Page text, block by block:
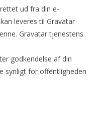
ud fra din e-
leveres til Gravatar
Gravatar tjenestens
godkendelse af din
synligt for offentligheden